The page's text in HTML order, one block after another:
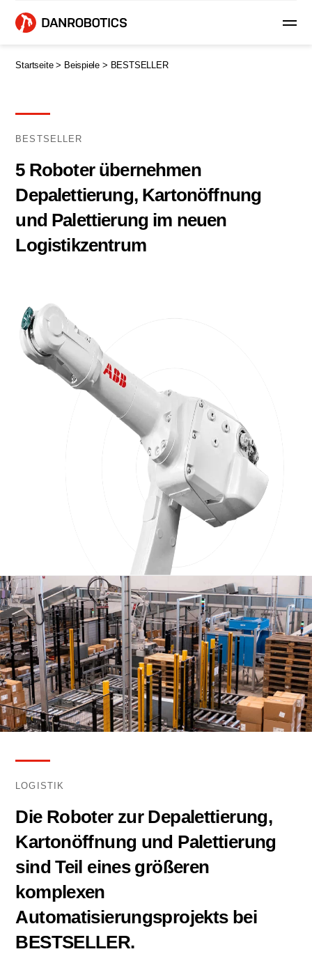
Startseite > Beispiele > BESTSELLER
BESTSELLER
5 Roboter übernehmen
Depalettierung, Kartonöffnung
und Palettierung im neuen
Logistikzentrum
LOGISTIK
Die Roboter zur Depalettierung,
Kartonöffnung und Palettierung
sind Teil eines größeren
komplexen
Automatisierungsprojekts bei
BESTSELLER.